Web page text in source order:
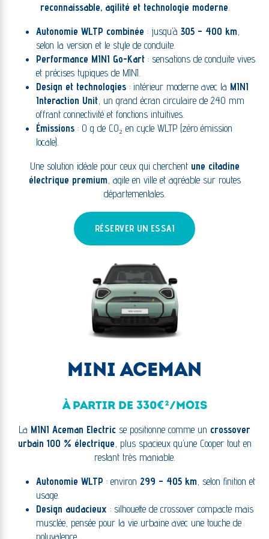
reconnaissable, agilité et technologie moderne
Autonomie WLTP combinée : jusqu’à 305 – 400 km
selon la version et le style de conduite.
Performance MINI Go-Kart : sensations de conduite vives
et précises typiques de MINI.
Design et technologies : intérieur moderne avec la MINI
Interaction Unit , un grand écran circulaire de 240 mm
offrant connectivité et fonctions intuitives.
Émissions : 0 g de CO₂ en cycle WLTP (zéro émission
locale).
Une solution idéale pour ceux qui cherchent une citadine
électrique premium, agile en ville et agréable sur routes
départementales.
RÉSERVER UN ESSAI
MINI ACEMAN
À PARTIR DE 330€²/MOIS
La MINI Aceman Electric se positionne comme un crossover
urbain 100 % électrique, plus spacieux qu’une Cooper tout en
restant très maniable.
Autonomie WLTP : environ 299 – 405 km , selon finition et
usage.
Design audacieux : silhouette de crossover compacte mais
musclée, pensée pour la vie urbaine avec une touche de
polyvalence.